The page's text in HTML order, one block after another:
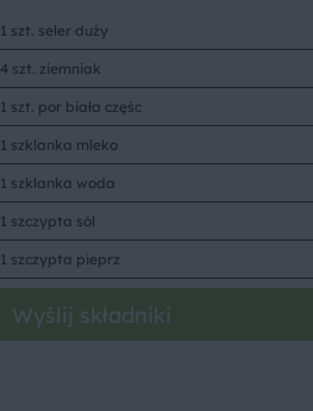
1 szt. seler duży
4 szt. ziemniak
1 szt. por biała częśc
1 szklanka mleko
1 szklanka woda
1 szczypta sól
1 szczypta pieprz
Wyślij składniki